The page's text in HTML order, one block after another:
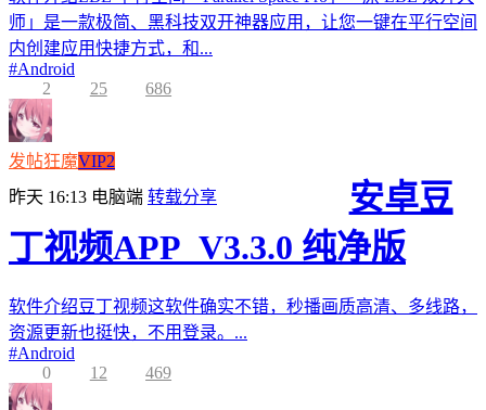
师」是一款极简、黑科技双开神器应用，让您一键在平行空间
内创建应用快捷方式，和...
#Android
2
25 686
发帖狂魔VIP2
昨天 16:13 电脑端 转载分享
安卓豆
丁视频APP_V3.3.0 纯净版
软件介绍豆丁视频这软件确实不错，秒播画质高清、多线路，
资源更新也挺快，不用登录。...
#Android
0
12 469